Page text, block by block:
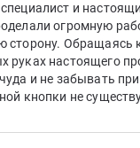
и
огромную
сторону. Обращаясь
руках настоящего
и не забывать
кнопки не